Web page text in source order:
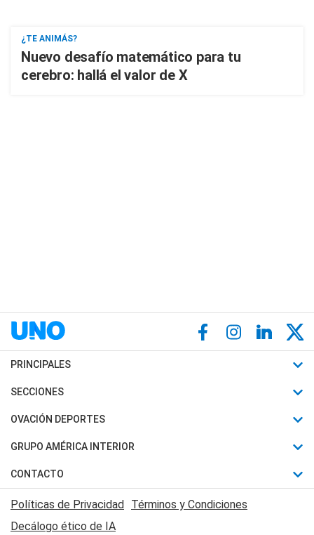
¿TE ANIMÁS?
Nuevo desafío matemático para tu
cerebro: hallá el valor de X
PRINCIPALES
Últimas Noticias
Política
Judiciales
Economia
SECCIONES
Horóscopo
Motores
Trucos caseros
Series y Películas
Edictos y Solicitadas
OVACIÓN DEPORTES
Fútbol
Mundial
Automovilismo
Rugby
GRUPO AMÉRICA INTERIOR
Canal 7 en Vivo
CONTACTO
Acerca de Nosotros
Contactanos
Políticas de Privacidad Términos y Condiciones
Decálogo ético de IA